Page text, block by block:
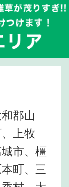
郡山
上牧
市、橿
町、三